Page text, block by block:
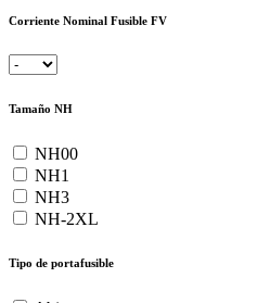
Corriente Nominal Fusible FV
Tamaño NH
NH00
NH1
NH3
NH-2XL
Tipo de portafusible